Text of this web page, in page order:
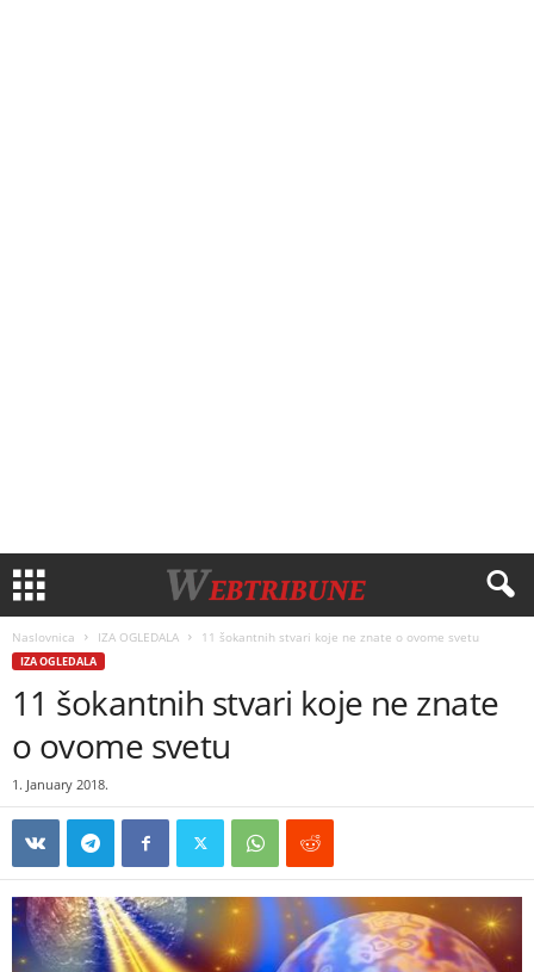
Naslovnica IZA OGLEDALA 11 šokantnih stvari koje ne znate o ovome svetu
IZA OGLEDALA
11 šokantnih stvari koje ne znate
o ovome svetu
1. January 2018.